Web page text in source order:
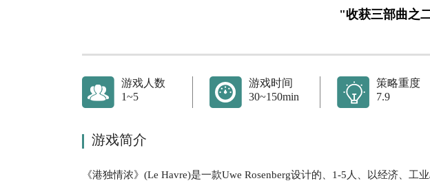
"收获三部曲之
游戏人数
1~5
游戏时间
30~150min
策略重度
7.9
游戏简介
《港独情浓》(Le Havre)是一款Uwe Rosenberg设计的、1-5人、以经济、工